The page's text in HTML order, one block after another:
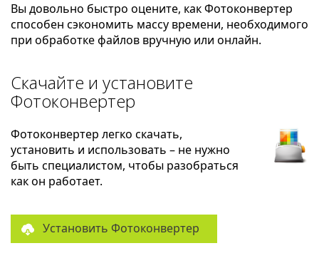
Вы довольно быстро оцените, как Фотоконвертер
способен сэкономить массу времени, необходимого
при обработке файлов вручную или онлайн.
Скачайте и установите
Фотоконвертер
Фотоконвертер легко скачать,
установить и использовать – не нужно
быть специалистом, чтобы разобраться
как он работает.
Установить Фотоконвертер